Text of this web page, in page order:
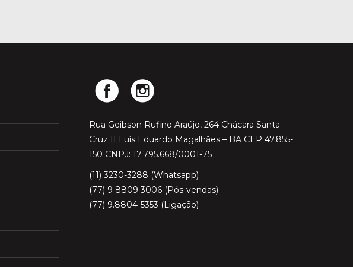
Rua Geibson Rufino Araújo, 264 Chácara Santa
Cruz II Luís Eduardo Magalhães – BA CEP 47.855-
150 CNPJ: 17.795.668/0001-75
(11) 3230-3288 (Whatsapp)
(77) 9 8809 3006 (Pós-vendas)
(77) 9.8804-5353 (Ligação)